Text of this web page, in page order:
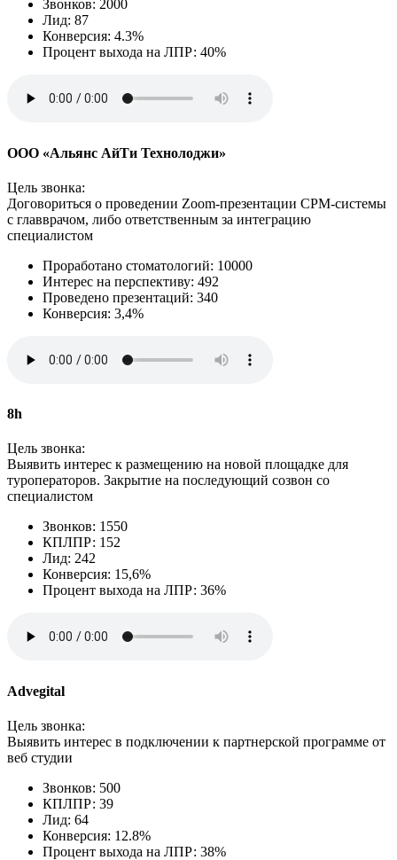
Звонков: 2000
Лид: 87
Конверсия: 4.3%
Процент выхода на ЛПР: 40%
ООО «Альянс АйТи Технолоджи»
Цель звонка:
Договориться о проведении Zoom‑презентации СРМ-системы
с главврачом, либо ответственным за интеграцию
специалистом
Проработано стоматологий: 10000
Интерес на перспективу: 492
Проведено презентаций: 340
Конверсия: 3,4%
8h
Цель звонка:
Выявить интерес к размещению на новой площадке для
туроператоров. Закрытие на последующий созвон со
специалистом
Звонков: 1550
КПЛПР: 152
Лид: 242
Конверсия: 15,6%
Процент выхода на ЛПР: 36%
Advegital
Цель звонка:
Выявить интерес в подключении к партнерской программе от
веб студии
Звонков: 500
КПЛПР: 39
Лид: 64
Конверсия: 12.8%
Процент выхода на ЛПР: 38%